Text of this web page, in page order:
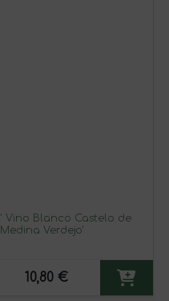
' Vino Blanco Castelo de
Medina Verdejo'
10,80 €